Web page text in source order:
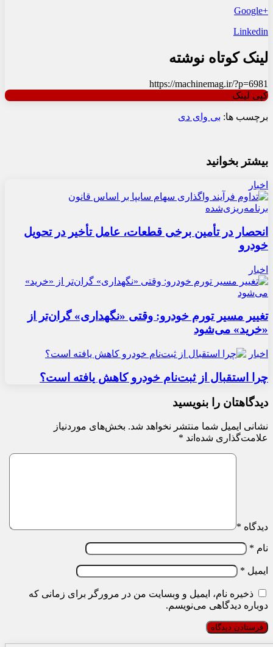
+Google
Linkedin
لینک کوتاه نوشته
https://machinemag.ir/?p=6981
کپی لینک
برچسب ها: بی وای دی
بیشتر بخوانید
اخبار
انحصار در تأمین برخی قطعات، عامل تأخیر در تحویل
خودرو
اخبار
تغییر مسیر تورم خودرو: وقتی «نگهداری» گران‌تر از
«خرید» می‌شود
اخبار
چرا استقبال از ثبت‌نام خودرو کاهش یافته است؟
دیدگاهتان را بنویسید
نشانی ایمیل شما منتشر نخواهد شد. بخش‌های موردنیاز
علامت‌گذاری شده‌اند *
دیدگاه *
نام *
ایمیل *
ذخیره نام، ایمیل و وبسایت من در مرورگر برای زمانی که
دوباره دیدگاهی می‌نویسم.